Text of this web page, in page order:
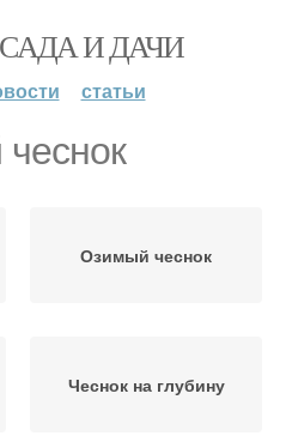
И ДАЧИ
статьи
Озимый чеснок
Чеснок на глубину